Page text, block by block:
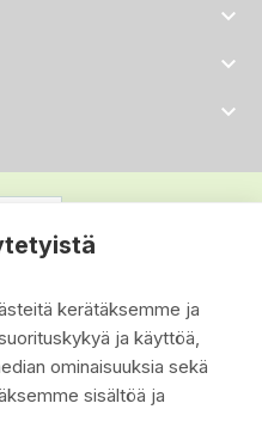
kerätäksemme ja
ja käyttöä,
ominaisuuksia sekä
sisältöä ja


